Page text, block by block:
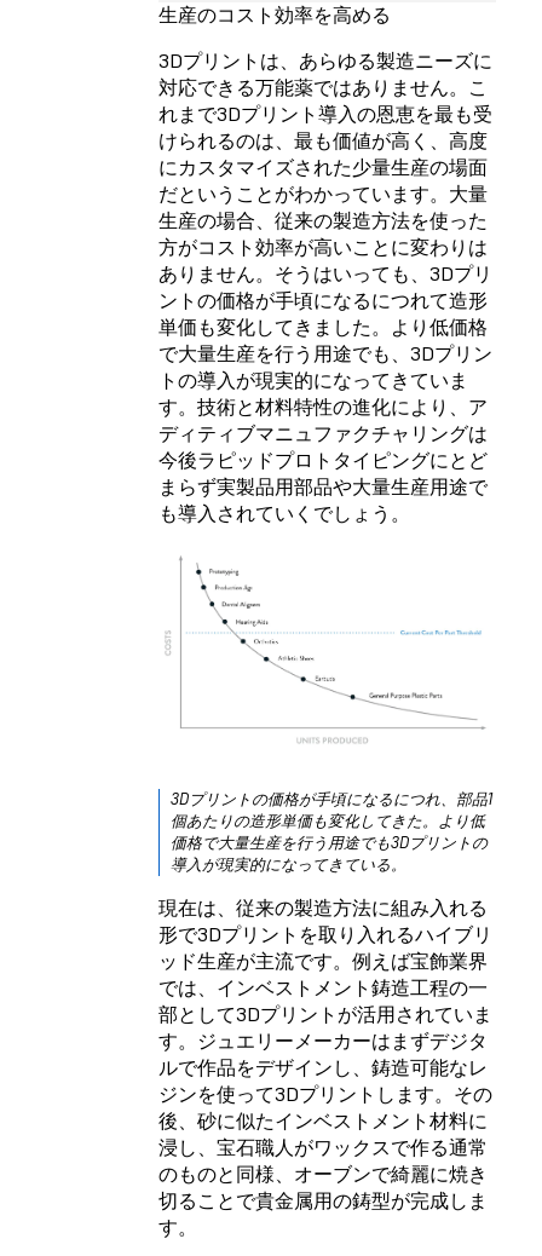
生産のコスト効率を高める
3Dプリントは、あらゆる製造ニーズに
対応できる万能薬ではありません。こ
れまで3Dプリント導入の恩恵を最も受
けられるのは、最も価値が高く、高度
にカスタマイズされた少量生産の場面
だということがわかっています。大量
生産の場合、従来の製造方法を使った
方がコスト効率が高いことに変わりは
ありません。そうはいっても、3Dプリ
ントの価格が手頃になるにつれて造形
単価も変化してきました。より低価格
で大量生産を行う用途でも、3Dプリン
トの導入が現実的になってきていま
す。技術と材料特性の進化により、ア
ディティブマニュファクチャリングは
今後ラピッドプロトタイピングにとど
まらず実製品用部品や大量生産用途で
も導入されていくでしょう。
3Dプリントの価格が手頃になるにつれ、部品1
個あたりの造形単価も変化してきた。より低
価格で大量生産を行う用途でも3Dプリントの
導入が現実的になってきている。
現在は、従来の製造方法に組み入れる
形で3Dプリントを取り入れるハイブリ
ッド生産が主流です。例えば宝飾業界
では、インベストメント鋳造工程の一
部として3Dプリントが活用されていま
す。ジュエリーメーカーはまずデジタ
ルで作品をデザインし、鋳造可能なレ
ジンを使って3Dプリントします。その
後、砂に似たインベストメント材料に
浸し、宝石職人がワックスで作る通常
のものと同様、オーブンで綺麗に焼き
切ることで貴金属用の鋳型が完成しま
す。